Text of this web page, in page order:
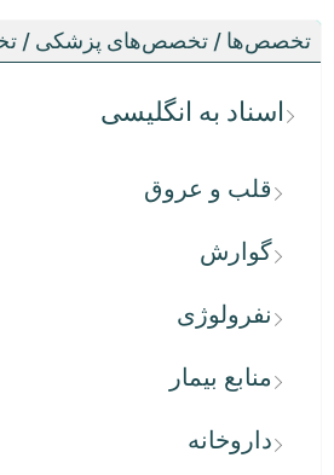
تخصص‌ها / تخصص‌های پزشکی /
اسناد به انگلیسی
قلب و عروق
گوارش
نفرولوژی
منابع بیمار
داروخانه